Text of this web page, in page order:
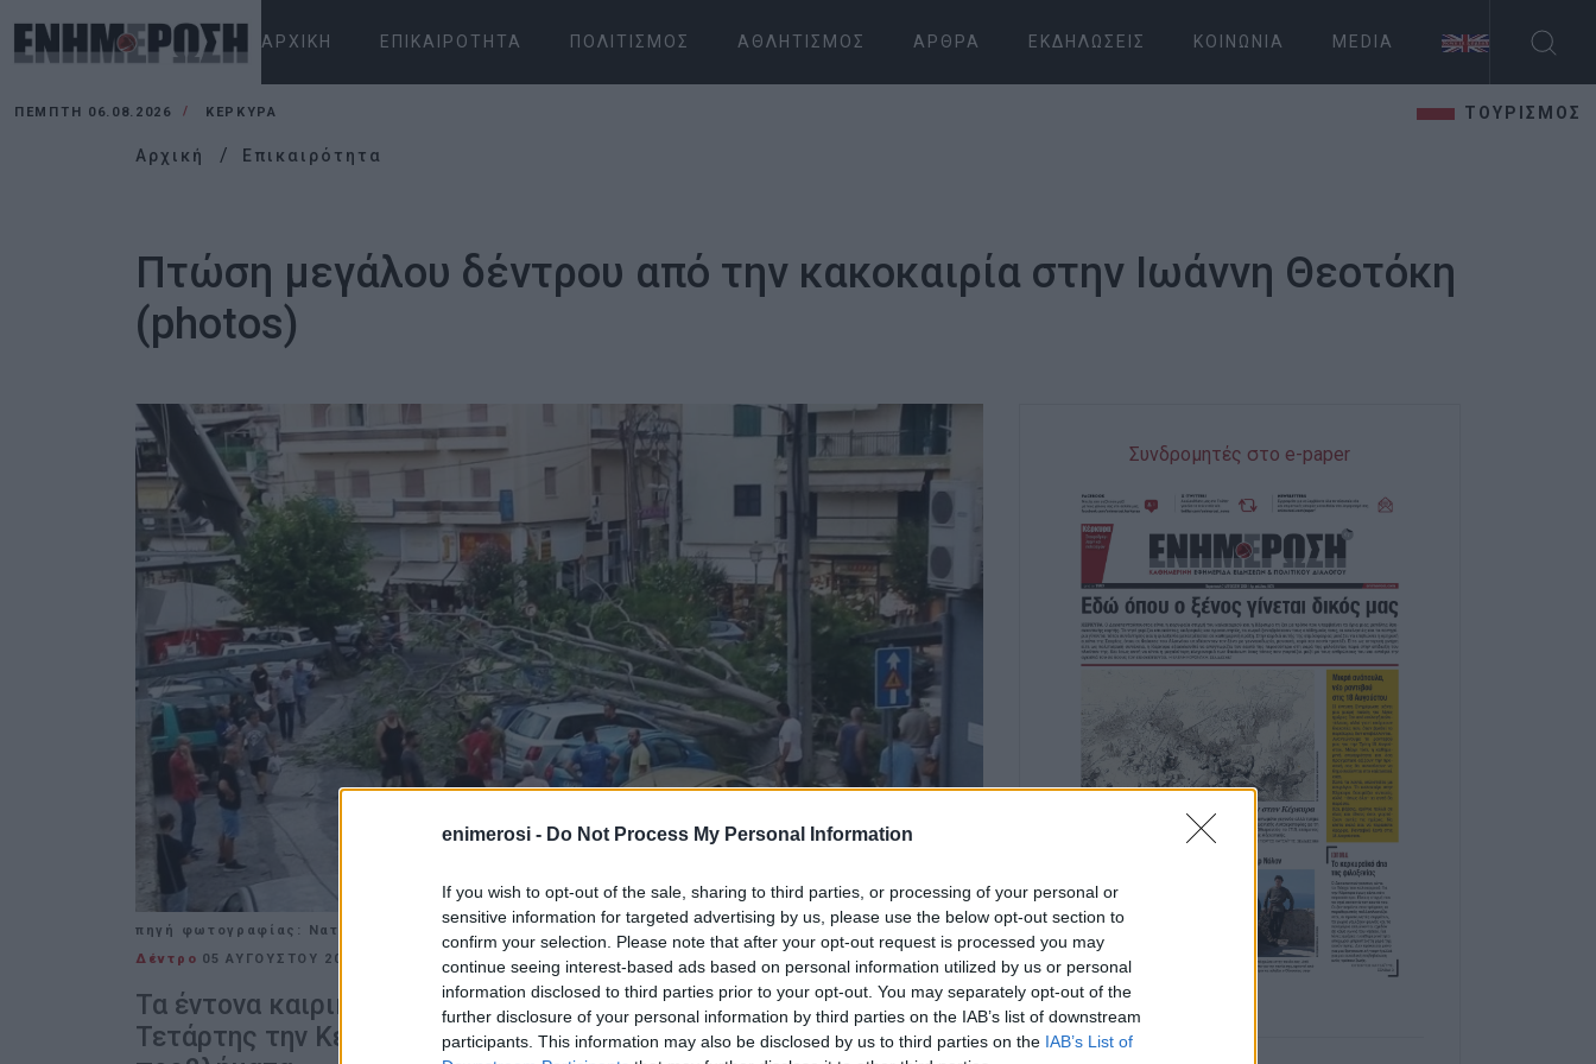
enimerosi - Do Not Process My Personal Information
If you wish to opt-out of the sale, sharing to third parties, or processing of your personal or
sensitive information for targeted advertising by us, please use the below opt-out section to
confirm your selection. Please note that after your opt-out request is processed you may
continue seeing interest-based ads based on personal information utilized by us or personal
information disclosed to third parties prior to your opt-out. You may separately opt-out of the
further disclosure of your personal information by third parties on the IAB’s list of downstream
participants. This information may also be disclosed by us to third parties on the IAB’s List of
ΑΡΧΙΚΉ ΕΠΙΚΑΙΡΌΤΗΤΑ ΠΟΛΙΤΙΣΜΌΣ ΑΘΛΗΤΙΣΜΌΣ ΆΡΘΡΑ ΕΚΔΗΛΏΣΕΙΣ ΚΟΙΝΩΝΊΑ MEDIA
ΠΈΜΠΤΗ 06.08.2026 ΚΕΡΚΥΡΑ ΤΟΥΡΙΣΜΟΣ
Αρχική Επικαιρότητα
Πτώση μεγάλου δέντρου από την κακοκαιρία στην Ιωάννη Θεοτόκη
(photos)
πηγή φωτογραφίας: Νατάσσα Καζιάνη (Facebook)
Δέντρο 05 ΑΥΓΟΎΣΤΟΥ 2020
Τα έντονα καιρικά φαινόμενα, που πλήττουν από το πρωί της
Τετάρτης την Κέρκυρα, έχουν δημιουργήσει κατά τόπους
Συνδρομητές στο e-paper